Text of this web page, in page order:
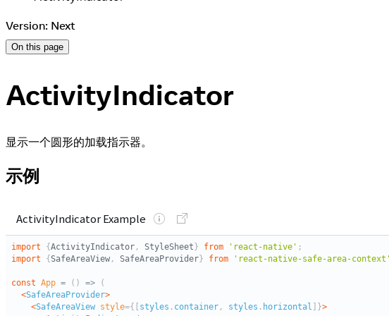
Version: Next
On this page
ActivityIndicator
显示一个圆形的加载指示器。
示例